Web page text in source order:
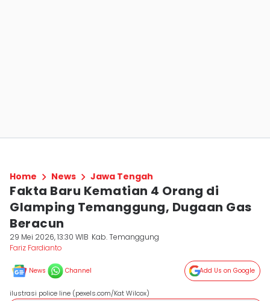
Home News Jawa Tengah
Fakta Baru Kematian 4 Orang di
Glamping Temanggung, Dugaan Gas
Beracun
29 Mei 2026, 13:30 WIB Kab. Temanggung
Fariz Fardianto
News Channel Add Us on Google
ilustrasi police line (pexels.com/Kat Wilcox)